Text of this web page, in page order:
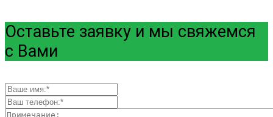
Оставьте заявку и мы свяжемся
с Вами